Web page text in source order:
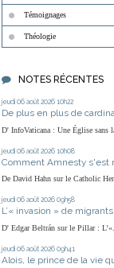
Témoignages
Théologie
NOTES RÉCENTES
jeudi 06 août 2026 10h22
De plus en plus de
D' InfoVaticana : Une Église sans
jeudi 06 août 2026 10h08
Comment Amnesty s'est
De David Hahn sur le Catholic
jeudi 06 août 2026 09h58
L’« invasion » de
D' Edgar Beltrán sur le Pillar :
jeudi 06 août 2026 09h41
Alois, le prince de la vie